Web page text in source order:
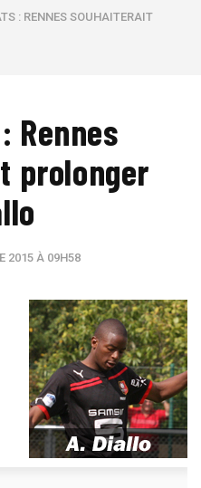
: RENNES SOUHAITERAIT
Rennes
prolonger
2015 À 09H58